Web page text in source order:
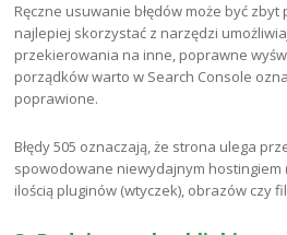
Ręczne usuwanie błędów może być zbyt
najlepiej skorzystać z narzędzi
przekierowania na inne, poprawne
porządków warto w Search Console
poprawione.
Błędy 505 oznaczają, że strona ulega
spowodowane niewydajnym hostingiem
ilością pluginów (wtyczek), obrazów czy